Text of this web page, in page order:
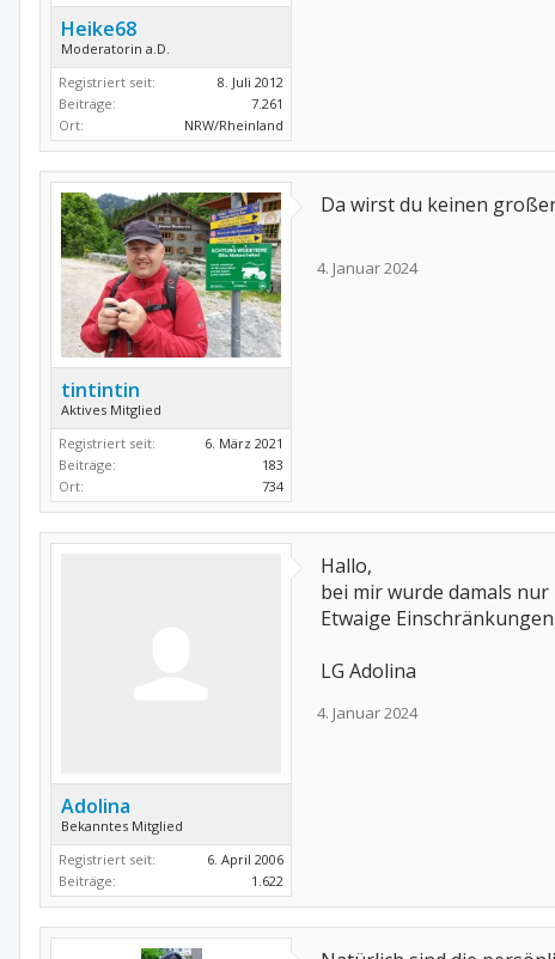
Heike68
Moderatorin a.D.
Registriert seit:
8. Juli 2012
Beiträge:
7.261
Ort:
NRW/Rheinland
tintintin
Aktives Mitglied
Registriert seit:
6. März 2021
Beiträge:
183
Ort:
734
Da wirst du keinen
4. Januar 2024
Adolina
Bekanntes Mitglied
Registriert seit:
6. April 2006
Beiträge:
1.622
Hallo,
bei mir wurde damals
Etwaige
LG Adolina
4. Januar 2024